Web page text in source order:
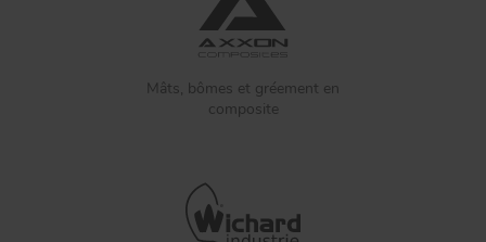
Mâts, bômes et gréement en
composite